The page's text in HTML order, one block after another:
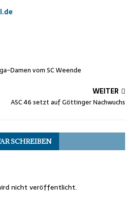
Damen vom SC Weende
WEITER
ASC 46 setzt auf Göttinger Nachwuchs
SCHREIBEN
nicht veröffentlicht.